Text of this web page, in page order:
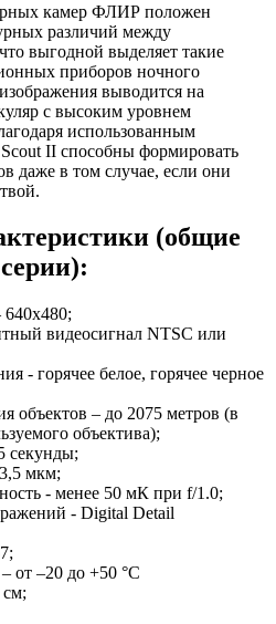
камер ФЛИР положен
различий между
выгодной выделяет такие
приборов ночного
выводится на
с высоким уровнем
использованным
II способны формировать
даже в том случае, если они
(общие
640х480;
видеосигнал NTSC или
- горячее белое, горячее черное
объектов – до 2075 метров (в
объектива);
секунды;
мкм;
- менее 50 мК при f/1.0;
- Digital Detail
от –20 до +50 °C
см;